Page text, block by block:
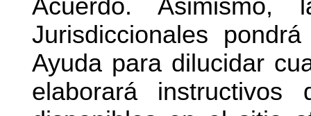
Acuerdo. Asimismo,
Jurisdiccionales
Ayuda para dilucidar
elaborará